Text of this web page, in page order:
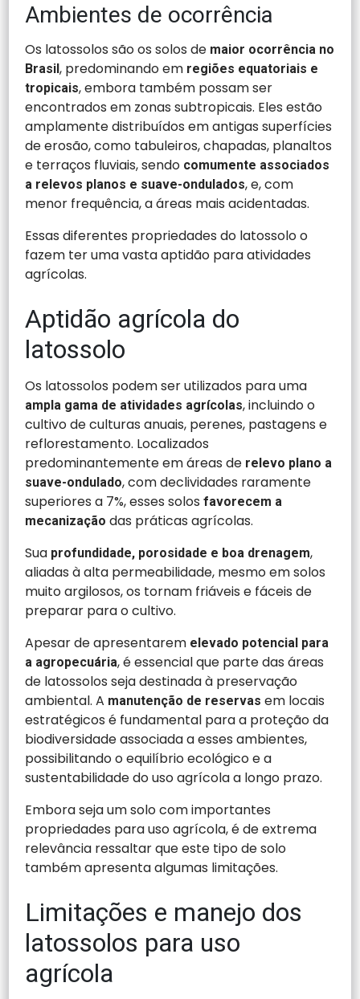
Ambientes de ocorrência
Os latossolos são os solos de maior ocorrência no
Brasil, predominando em regiões equatoriais e
tropicais, embora também possam ser
encontrados em zonas subtropicais. Eles estão
amplamente distribuídos em antigas superfícies
de erosão, como tabuleiros, chapadas, planaltos
e terraços fluviais, sendo comumente associados
a relevos planos e suave-ondulados, e, com
menor frequência, a áreas mais acidentadas.
Essas diferentes propriedades do latossolo o
fazem ter uma vasta aptidão para atividades
agrícolas.
Aptidão agrícola do
latossolo
Os latossolos podem ser utilizados para uma
ampla gama de atividades agrícolas, incluindo o
cultivo de culturas anuais, perenes, pastagens e
reflorestamento. Localizados
predominantemente em áreas de relevo plano a
suave-ondulado, com declividades raramente
superiores a 7%, esses solos favorecem a
mecanizaçãodas práticas agrícolas.
Sua profundidade, porosidade e boa drenagem,
aliadas à alta permeabilidade, mesmo em solos
muito argilosos, os tornam friáveis e fáceis de
preparar para o cultivo.
Apesar de apresentarem elevado potencial para
a agropecuária, é essencial que parte das áreas
de latossolos seja destinada à preservação
ambiental. A manutenção de reservas em locais
estratégicos é fundamental para a proteção da
biodiversidade associada a esses ambientes,
possibilitando o equilíbrio ecológico e a
sustentabilidade do uso agrícola a longo prazo.
Embora seja um solo com importantes
propriedades para uso agrícola, é de extrema
relevância ressaltar que este tipo de solo
também apresenta algumas limitações.
Limitações e manejo dos
latossolos para uso
agrícola